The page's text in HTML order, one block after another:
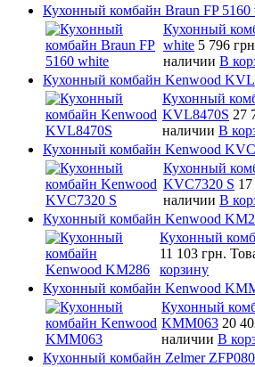
Кухонный комбайн Braun FP 5160
Кухонный
white 5 796
наличии В
Кухонный комбайн Kenwood
Кухонный
KVL8470S 27
наличии В
Кухонный комбайн Kenwood
Кухонный
KVC7320 S
наличии В
Кухонный комбайн Kenwood
Кухонный
11 103 грн.
корзину
Кухонный комбайн Kenwood
Кухонный
KMM063 20
наличии В
Кухонный комбайн Zelmer